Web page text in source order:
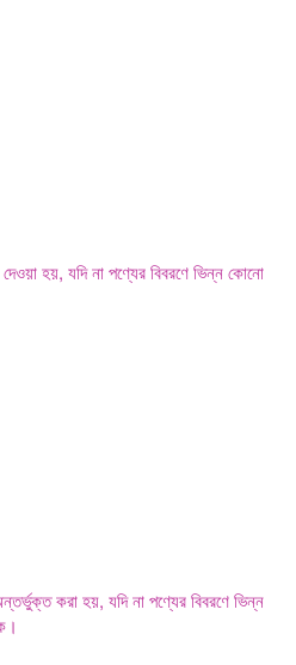
হয়, যদি না পণ্যের বিবরণে ভিন্ন কোনো
করা হয়, যদি না পণ্যের বিবরণে ভিন্ন